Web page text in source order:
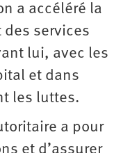
a accéléré la
des services
lui, avec les
et dans
les luttes.
a pour
et d’assurer